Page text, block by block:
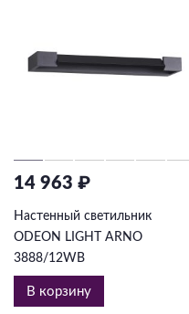
14 963 ₽
Настенный светильник
ODEON LIGHT ARNO
3888/12WB
В корзину